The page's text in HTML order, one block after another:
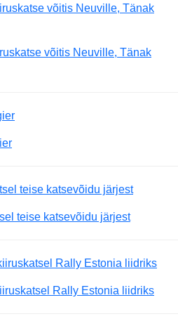
võitis Neuville, Tänak
teise katsevõidu järjest
Rally Estonia liidriks